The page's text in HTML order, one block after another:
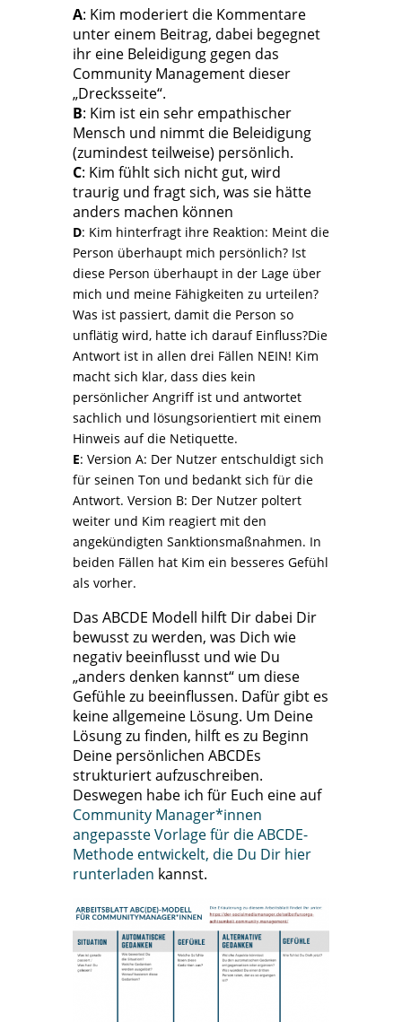
A: Kim moderiert die Kommentare
unter einem Beitrag, dabei begegnet
ihr eine Beleidigung gegen das
Community Management dieser
„Drecksseite“.
B: Kim ist ein sehr empathischer
Mensch und nimmt die Beleidigung
(zumindest teilweise) persönlich.
C: Kim fühlt sich nicht gut, wird
traurig und fragt sich, was sie hätte
anders machen können
D: Kim hinterfragt ihre Reaktion: Meint die
Person überhaupt mich persönlich? Ist
diese Person überhaupt in der Lage über
mich und meine Fähigkeiten zu urteilen?
Was ist passiert, damit die Person so
unflätig wird, hatte ich darauf Einfluss?Die
Antwort ist in allen drei Fällen NEIN! Kim
macht sich klar, dass dies kein
persönlicher Angriff ist und antwortet
sachlich und lösungsorientiert mit einem
Hinweis auf die Netiquette.
E: Version A: Der Nutzer entschuldigt sich
für seinen Ton und bedankt sich für die
Antwort. Version B: Der Nutzer poltert
weiter und Kim reagiert mit den
angekündigten Sanktionsmaßnahmen. In
beiden Fällen hat Kim ein besseres Gefühl
als vorher.
Das ABCDE Modell hilft Dir dabei Dir
bewusst zu werden, was Dich wie
negativ beeinflusst und wie Du
„anders denken kannst“ um diese
Gefühle zu beeinflussen. Dafür gibt es
keine allgemeine Lösung. Um Deine
Lösung zu finden, hilft es zu Beginn
Deine persönlichen ABCDEs
strukturiert aufzuschreiben.
Deswegen habe ich für Euch eine auf
Community Manager*innen
angepasste Vorlage für die ABCDE-
Methode entwickelt, die Du Dir hier
runterladen kannst.